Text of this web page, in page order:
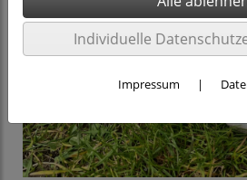
Individuelle
Impressum |